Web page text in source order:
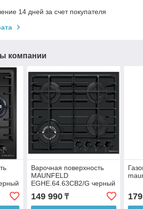
14 дней за счет покупателя
компании
Варочная поверхность
MAUNFELD
EGHE.64.63CB2/G черный
149 990₸